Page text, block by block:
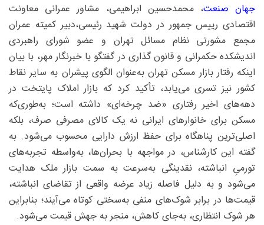
جهان صنعت، محمدحسین ابراهیمی، مشاور عمرانی معاونت
اقتصادی رییس جمهور در دولت شهید رئیسی،دبیر کمیته عمران
مجمع مشورتی نظام مسائل تهران و عضو شورای راهبردی
اندیشکده حکمرانی و قانون گذاری در گفتگو با خبرنگار مهر، با بیان
اینکه رفتار بازار مسکن تهران به‌عنوان الگوی پیشران به سایر نقاط
کشور نیز تسری می‌یابد، تأکید کرد که بازار املاک پایتخت در
دهه‌های اخیر رفتاری «ضد چرخه‌ای» داشته است؛ به‌طوری‌که
مسکن برای خانوارهای ایرانی نه یک کالای مصرفی صرف، بلکه
اصلی‌ترین پناهگاه برای حفظ ارزش دارایی محسوب می‌شود. به
گفته این کارشناس، در مواجهه با بحران‌ها، به‌واسطه تجربه‌های
تورمیِ انباشته، نقدینگی به‌سرعت به سمت بازار ملک هدایت
می‌شود و به دلیل فاصله زیاد عرضه واقعی از تقاضای انباشته،
قیمت‌ها در برابر شوک‌های منفی به‌سختی کوتاه می‌آیند؛ بنابراین
هر شوک انتظاری، به‌جای کاهش، منجر به جهش قیمت می‌شود.